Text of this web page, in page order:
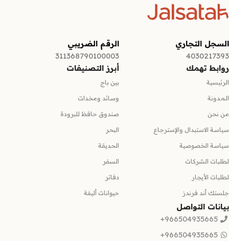
السجل التجاري
4030217393
الرقم الضريبي
311368790100003
روابط تهمك
الرئيسية
المدونة
من نحن
سياسة الاستبدال والإسترجاع
سياسة الخصوصية
لطلبات الشركات
لطلبات الأيجار
جلستك أند فرندز
أبرز التصنيفات
بين باج
وسائد ومخدات
صندوق حافظ للبرودة
البحر
الحديقة
السفر
دفاتر
حيوانات أليفة
بيانات التواصل
966504935665+
966504935665+